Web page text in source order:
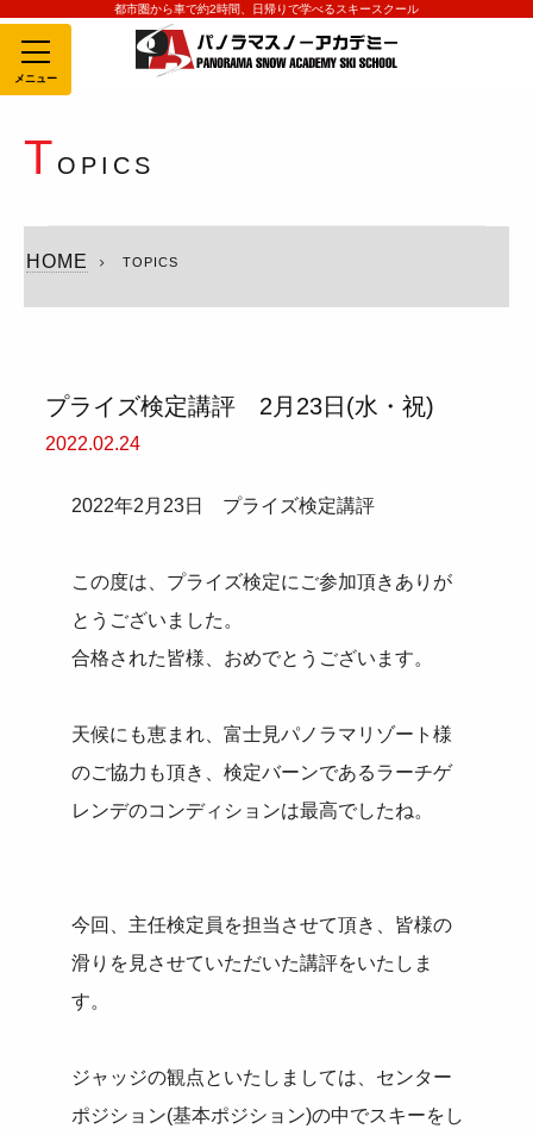
都市圏から車で約2時間、日帰りで学べるスキースクール
MENU
T OPICS
HOME TOPICS
プライズ検定講評 2月23日(水・祝)
2022.02.24
2022年2月23日 プライズ検定講評
この度は、プライズ検定にご参加頂きありが
とうございました。
合格された皆様、おめでとうございます。
天候にも恵まれ、富士見パノラマリゾート様
のご協力も頂き、検定バーンであるラーチゲ
レンデのコンディションは最高でしたね。
今回、主任検定員を担当させて頂き、皆様の
滑りを見させていただいた講評をいたしま
す。
ジャッジの観点といたしましては、センター
ポジション(基本ポジション)の中でスキーをし